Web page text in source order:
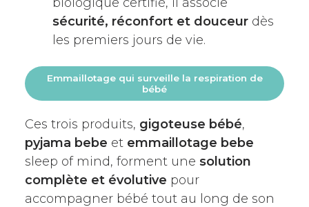
sécurité, réconfort et douceur dès
les premiers jours de vie.
Emmaillotage qui surveille la respiration de
bébé
Ces trois produits, gigoteuse bébé,
pyjama bebe et emmaillotage bebe
sleep of mind, forment une solution
complète et évolutive pour
accompagner bébé tout au long de son